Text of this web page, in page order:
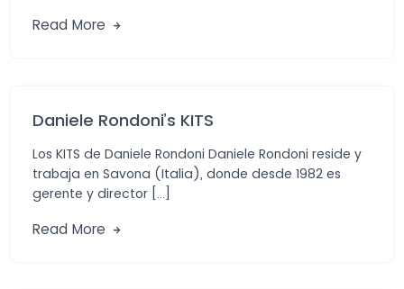
Read More
Daniele Rondoni’s KITS
Los KITS de Daniele Rondoni Daniele Rondoni reside y
trabaja en Savona (Italia), donde desde 1982 es
gerente y director […]
Read More